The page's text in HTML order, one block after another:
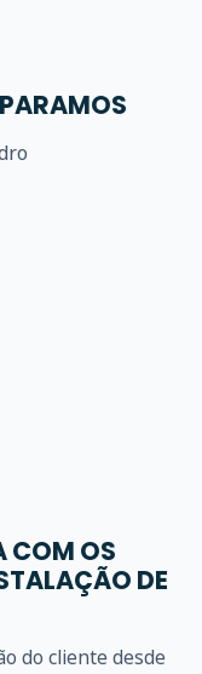
COM OS
DE
do cliente desde